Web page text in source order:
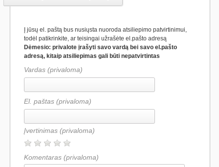
Į jūsų el. paštą bus nusiųsta nuoroda atsiliepimo patvirtinimui,
todėl patikrinkite, ar teisingai užrašėte el.pašto adresą
Dėmesio: privalote įrašyti savo vardą bei savo el.pašto
adresą, kitaip atsiliepimas gali būti nepatvirtintas
Vardas (privaloma)
El. paštas (privaloma)
Įvertinimas (privaloma)
Komentaras (privaloma)